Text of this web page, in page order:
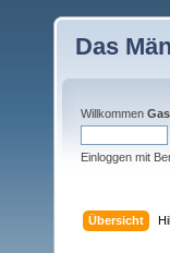
Das
Willkommen
Einloggen mit
Übersicht